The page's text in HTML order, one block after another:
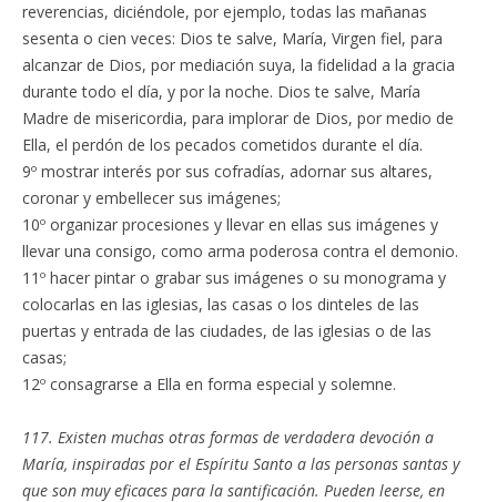
reverencias, diciéndole, por ejemplo, todas las mañanas
sesenta o cien veces: Dios te salve, María, Virgen fiel, para
alcanzar de Dios, por mediación suya, la fidelidad a la gracia
durante todo el día, y por la noche. Dios te salve, María
Madre de misericordia, para implorar de Dios, por medio de
Ella, el perdón de los pecados cometidos durante el día.
9º mostrar interés por sus cofradías, adornar sus altares,
coronar y embellecer sus imágenes;
10º organizar procesiones y llevar en ellas sus imágenes y
llevar una consigo, como arma poderosa contra el demonio.
11º hacer pintar o grabar sus imágenes o su monograma y
colocarlas en las iglesias, las casas o los dinteles de las
puertas y entrada de las ciudades, de las iglesias o de las
casas;
12º consagrarse a Ella en forma especial y solemne.
117. Existen muchas otras formas de verdadera devoción a
María, inspiradas por el Espíritu Santo a las personas santas y
que son muy eficaces para la santificación. Pueden leerse, en